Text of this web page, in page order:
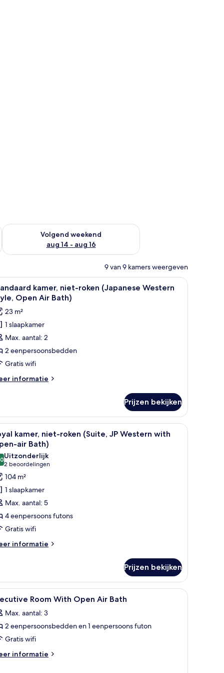
weekend aug 7 - aug 9
Volgend weekend
aug 14 - aug 16
De beschikbaarheid controleren voor volgend weekend aug
9 van 9 kamers weergeven
een bank, een tafel en grote ramen.Een traditionele Japanse kamer met tatami
1
kamer, niet-roken (Japanese Western
Open Air Bath)
23 m²
1 slaapkamer
Max. aantal: 2
2 eenpersoonsbedden
Gratis wifi
informatie
Prijzen bekijken
slaapbank, een kamerbreed tapijt met een patroon en een groot raam
Een moderne woonkamer met een
1
kamer, niet-roken (Suite, JP Western with
air Bath)
van 10
Uitzonderlijk
2 beoordelingen
(2
beoordelingen)
104 m²
1 slaapkamer
Max. aantal: 5
4 eenpersoons futons
Gratis wifi
informatie
Prijzen bekijken
Een kluis op de kamer, gratis wifi
1 Room With Open Air Bath
Max. aantal: 3
2 eenpersoonsbedden en 1 eenpersoons futon
Gratis wifi
informatie